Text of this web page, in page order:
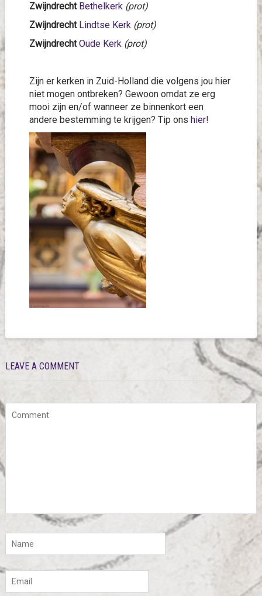
Zwijndrecht Bethelkerk (prot)
Zwijndrecht Lindtse Kerk (prot)
Zwijndrecht Oude Kerk (prot)
Zijn er kerken in Zuid-Holland die volgens jou hier
niet mogen ontbreken? Gewoon omdat ze erg
mooi zijn en/of wanneer ze binnenkort een
andere bestemming te krijgen? Tip ons hier!
LEAVE A COMMENT